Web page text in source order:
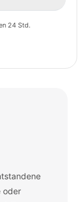
24 Std.
oder